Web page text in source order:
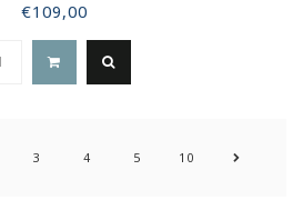
€109,00
3 4 5 10